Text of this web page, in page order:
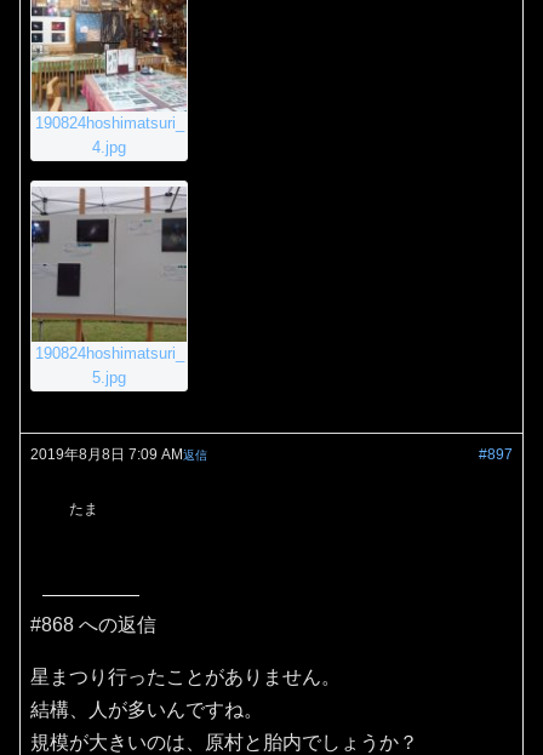
190824hoshimatsuri_
4.jpg
190824hoshimatsuri_
5.jpg
2019年8月8日 7:09 AM #897
返信
たま
#868 への返信
星まつり行ったことがありません。
結構、人が多いんですね。
規模が大きいのは、原村と胎内でしょうか？